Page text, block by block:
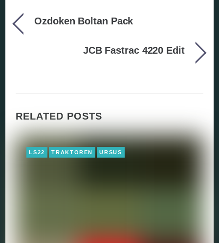
Ozdoken Boltan Pack
JCB Fastrac 4220 Edit
RELATED POSTS
LS22 TRAKTOREN URSUS